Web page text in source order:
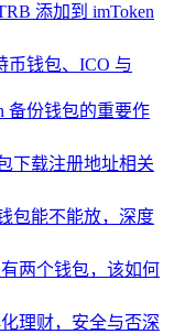
添加到 imToken
币钱包、ICO 与
备份钱包的重要作
下载注册地址相关
包能不能放，深度
两个钱包，该如何
理财，安全与否深